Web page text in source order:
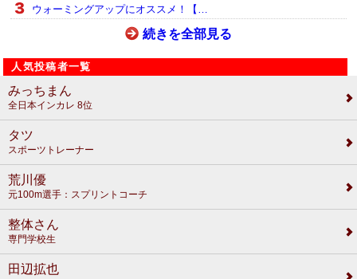
ウォーミングアップにオススメ！【…
続きを全部見る
人気投稿者一覧
みっちまん
全日本インカレ 8位
タツ
スポーツトレーナー
荒川優
元100m選手：スプリントコーチ
整体さん
専門学校生
田辺拡也